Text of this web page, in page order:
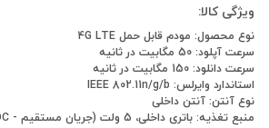
ویژگی کالا:
نوع محصول: مودم قابل حمل 4G LTE
سرعت آپلود: 50 مگابیت در ثانیه
سرعت دانلود: 150 مگابیت در ثانیه
استاندارد وایرلس: IEEE 802.11n/g/b
نوع آنتن: آنتن داخلی
منبع تغذیه: باتری داخلی، 5 ولت (جریان مستقیم - DC)، جریان 1 آمپر